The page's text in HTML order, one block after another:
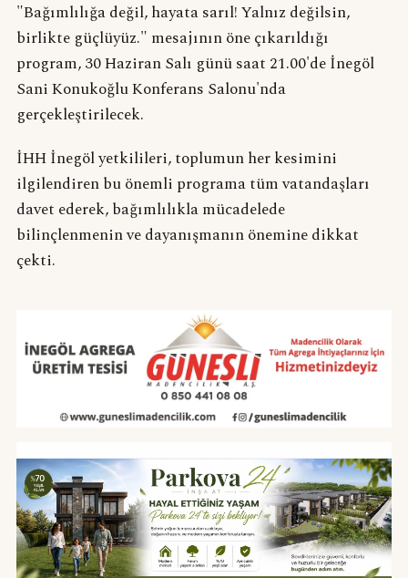
"Bağımlılığa değil, hayata sarıl! Yalnız değilsin,
birlikte güçlüyüz." mesajının öne çıkarıldığı
program, 30 Haziran Salı günü saat 21.00'de İnegöl
Sani Konukoğlu Konferans Salonu'nda
gerçekleştirilecek.
İHH İnegöl yetkilileri, toplumun her kesimini
ilgilendiren bu önemli programa tüm vatandaşları
davet ederek, bağımlılıkla mücadelede
bilinçlenmenin ve dayanışmanın önemine dikkat
çekti.